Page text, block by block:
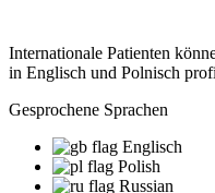
Internationale Patienten
in Englisch und Polnisch
Gesprochene Sprachen
Englisch
Polish
Russian